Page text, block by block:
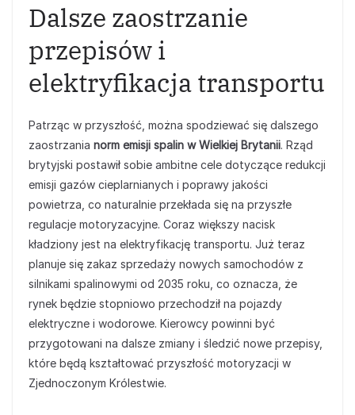
Dalsze zaostrzanie
przepisów i
elektryfikacja transportu
Patrząc w przyszłość, można spodziewać się dalszego
zaostrzania norm emisji spalin w Wielkiej Brytanii. Rząd
brytyjski postawił sobie ambitne cele dotyczące redukcji
emisji gazów cieplarnianych i poprawy jakości
powietrza, co naturalnie przekłada się na przyszłe
regulacje motoryzacyjne. Coraz większy nacisk
kładziony jest na elektryfikację transportu. Już teraz
planuje się zakaz sprzedaży nowych samochodów z
silnikami spalinowymi od 2035 roku, co oznacza, że
rynek będzie stopniowo przechodził na pojazdy
elektryczne i wodorowe. Kierowcy powinni być
przygotowani na dalsze zmiany i śledzić nowe przepisy,
które będą kształtować przyszłość motoryzacji w
Zjednoczonym Królestwie.